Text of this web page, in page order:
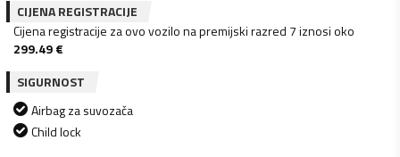
CIJENA REGISTRACIJE
Cijena registracije za ovo vozilo na premijski razred 7 iznosi oko
299.49€
SIGURNOST
Airbag za suvozača
Child lock